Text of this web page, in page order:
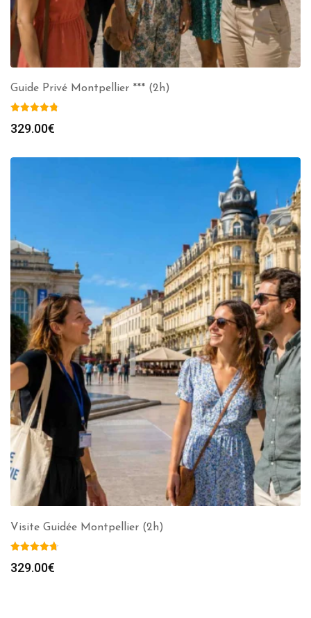
Guide Privé Montpellier *** (2h)
329.00€
Visite Guidée Montpellier (2h)
329.00€